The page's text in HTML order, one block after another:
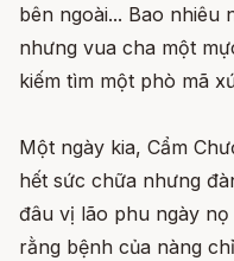
bên ngoài... Bao nhiêu
nhưng vua cha một
kiếm tìm một phò mã
Một ngày kia, Cẩm
hết sức chữa nhưng
đâu vị lão phu ngày
rằng bệnh của nàng